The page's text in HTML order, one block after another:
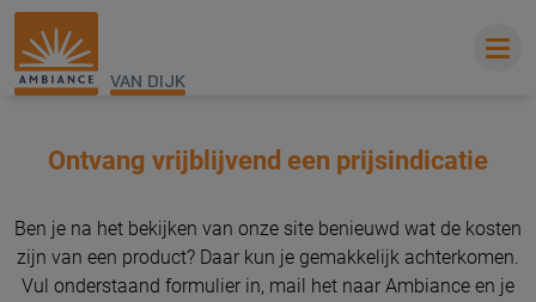
VAN DIJK
Ontvang vrijblijvend een prijsindicatie
Ben je na het bekijken van onze site benieuwd wat de kosten
zijn van een product? Daar kun je gemakkelijk achterkomen.
Vul onderstaand formulier in, mail het naar Ambiance en je